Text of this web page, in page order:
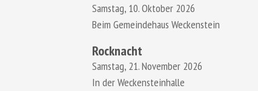
Samstag, 10. Oktober 2026
Beim Gemeindehaus Weckenstein
Rocknacht
Samstag, 21. November 2026
In der Weckensteinhalle